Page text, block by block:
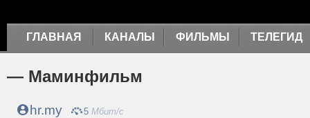
ГЛАВНАЯ КАНАЛЫ ФИЛЬМЫ ТЕЛЕГИД
— Маминфильм
hr.my 5 Мбит/с